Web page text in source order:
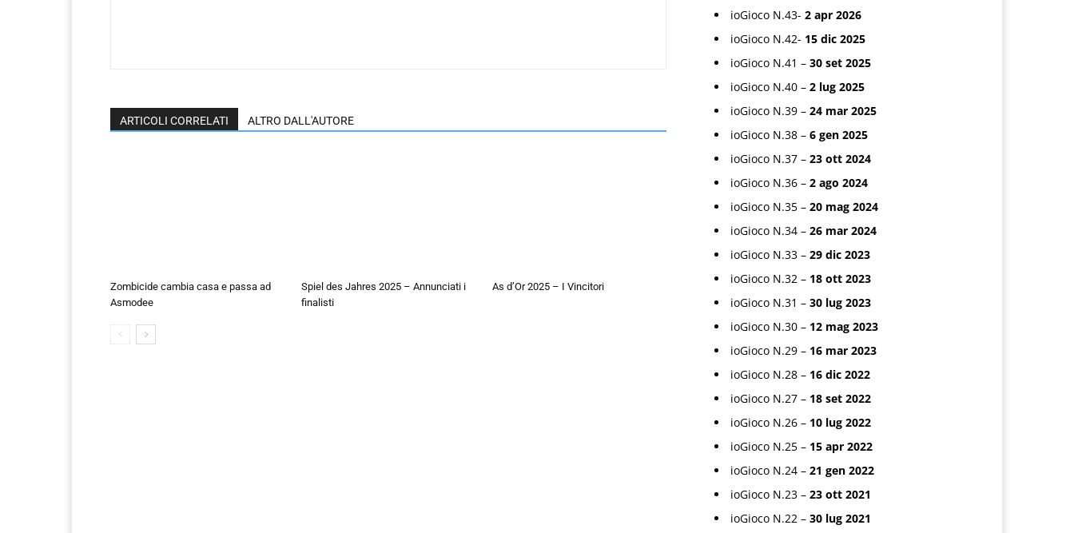
ARTICOLI CORRELATI ALTRO DALL'AUTORE
Zombicide cambia casa e passa ad
Asmodee
Spiel des Jahres 2025 – Annunciati i
finalisti
As d’Or 2025 – I Vincitori
ioGioco N.43- 2 apr 2026
ioGioco N.42- 15 dic 2025
ioGioco N.41 – 30 set 2025
ioGioco N.40 – 2 lug 2025
ioGioco N.39 – 24 mar 2025
ioGioco N.38 – 6 gen 2025
ioGioco N.37 – 23 ott 2024
ioGioco N.36 – 2 ago 2024
ioGioco N.35 – 20 mag 2024
ioGioco N.34 – 26 mar 2024
ioGioco N.33 – 29 dic 2023
ioGioco N.32 – 18 ott 2023
ioGioco N.31 – 30 lug 2023
ioGioco N.30 – 12 mag 2023
ioGioco N.29 – 16 mar 2023
ioGioco N.28 – 16 dic 2022
ioGioco N.27 – 18 set 2022
ioGioco N.26 – 10 lug 2022
ioGioco N.25 – 15 apr 2022
ioGioco N.24 – 21 gen 2022
ioGioco N.23 – 23 ott 2021
ioGioco N.22 – 30 lug 2021